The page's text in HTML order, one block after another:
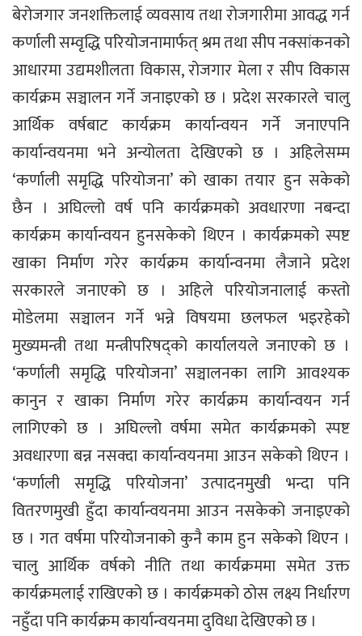
बेरोजगार जनशक्तिलाई व्यवसाय तथा रोजगारीमा आवद्ध गर्न
कर्णाली सम्वृद्धि परियोजनामार्फत् श्रम तथा सीप नक्सांकनको
आधारमा उद्यमशीलता विकास, रोजगार मेला र सीप विकास
कार्यक्रम सञ्चालन गर्ने जनाइएको छ । प्रदेश सरकारले चालु
आर्थिक वर्षबाट कार्यक्रम कार्यान्वयन गर्ने जनाएपनि
कार्यान्वयनमा भने अन्योलता देखिएको छ । अहिलेसम्म
‘कर्णाली समृद्धि परियोजना’ को खाका तयार हुन सकेको
छैन । अघिल्लो वर्ष पनि कार्यक्रमको अवधारणा नबन्दा
कार्यक्रम कार्यान्वयन हुनसकेको थिएन । कार्यक्रमको स्पष्ट
खाका निर्माण गरेर कार्यक्रम कार्यान्वनमा लैजाने प्रदेश
सरकारले जनाएको छ । अहिले परियोजनालाई कस्तो
मोडेलमा सञ्चालन गर्ने भन्ने विषयमा छलफल भइरहेको
मुख्यमन्त्री तथा मन्त्रीपरिषद्को कार्यालयले जनाएको छ ।
‘कर्णाली समृद्धि परियोजना’ सञ्चालनका लागि आवश्यक
कानुन र खाका निर्माण गरेर कार्यक्रम कार्यान्वयन गर्न
लागिएको छ । अघिल्लो वर्षमा समेत कार्यक्रमको स्पष्ट
अवधारणा बन्न नसक्दा कार्यान्वयनमा आउन सकेको थिएन ।
‘कर्णाली समृद्धि परियोजना’ उत्पादनमुखी भन्दा पनि
वितरणमुखी हुँदा कार्यान्वयनमा आउन नसकेको जनाइएको
छ । गत वर्षमा परियोजनाको कुनै काम हुन सकेको थिएन ।
चालु आर्थिक वर्षको नीति तथा कार्यक्रममा समेत उक्त
कार्यक्रमलाई राखिएको छ । कार्यक्रमको ठोस लक्ष्य निर्धारण
नहुँदा पनि कार्यक्रम कार्यान्वयनमा दुविधा देखिएको छ ।